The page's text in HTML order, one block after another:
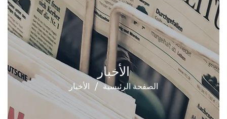
الأخبار
الصفحة الرئيسية الأخبار